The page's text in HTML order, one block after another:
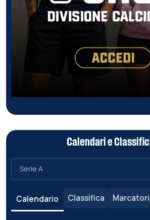
Calendari e
Calendario Classifica Marcatori